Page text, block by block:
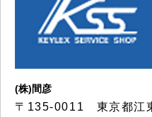
(株)間彦
〒135-0011 東京都江